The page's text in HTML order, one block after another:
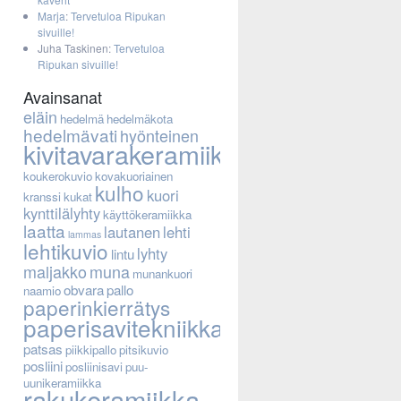
Marja:Tervetuloa Ripukan
sivuille!
Juha Taskinen:Tervetuloa
Ripukan sivuille!
Avainsanat
eläin hedelmä hedelmäkota
hedelmävatihyönteinen
kivitavarakeramiikka
koukerokuviokovakuoriainen
kranssi kukat kulho kuori
kynttilälyhtykäyttökeramiikka
laatta lammas lautanen lehti
lehtikuvio lintulyhty
maljakkomuna munankuori
naamioobvarapallo
paperinkierrätys
paperisavitekniikka
patsas piikkipallopitsikuvio
posliiniposliinisavi puu-
uunikeramiikka